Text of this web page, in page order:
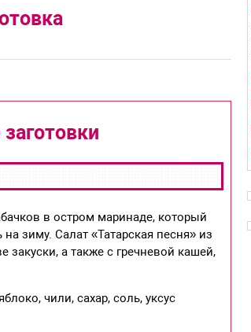
в остром маринаде, который
зиму. Салат «Татарская песня» из
закуски, а также с гречневой кашей,
чили, сахар, соль, уксус